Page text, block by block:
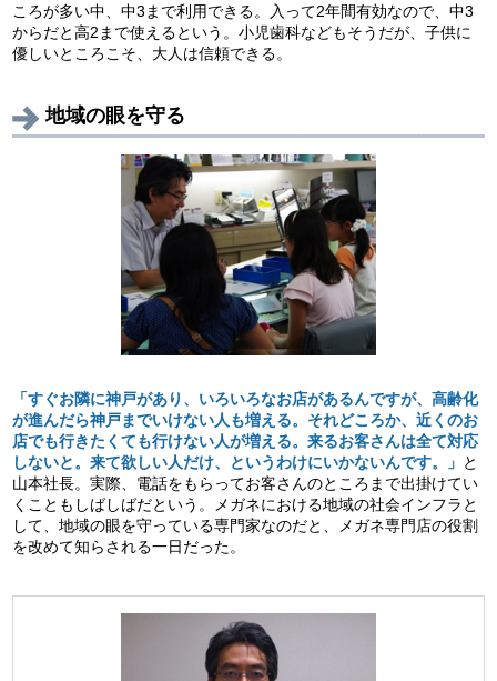
ころが多い中、中3まで利用できる。入って2年間有効なので、中3
からだと高2まで使えるという。小児歯科などもそうだが、子供に
優しいところこそ、大人は信頼できる。
地域の眼を守る
「すぐお隣に神戸があり、いろいろなお店があるんですが、高齢化
が進んだら神戸までいけない人も増える。それどころか、近くのお
店でも行きたくても行けない人が増える。来るお客さんは全て対応
しないと。来て欲しい人だけ、というわけにいかないんです。」 と
山本社長。実際、電話をもらってお客さんのところまで出掛けてい
くこともしばしばだという。メガネにおける地域の社会インフラと
して、地域の眼を守っている専門家なのだと、メガネ専門店の役割
を改めて知らされる一日だった。